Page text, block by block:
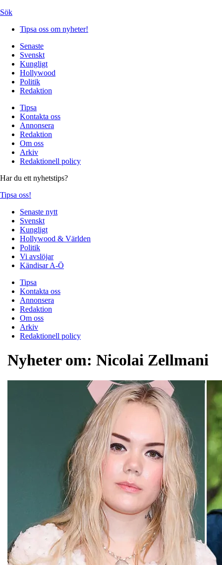
Sök
Tipsa oss om nyheter!
Senaste
Svenskt
Kungligt
Hollywood
Politik
Redaktion
Tipsa
Kontakta oss
Annonsera
Redaktion
Om oss
Arkiv
Redaktionell policy
Har du ett nyhetstips?
Tipsa oss!
Senaste nytt
Svenskt
Kungligt
Hollywood & Världen
Politik
Vi avslöjar
Kändisar A-Ö
Tipsa
Kontakta oss
Annonsera
Redaktion
Om oss
Arkiv
Redaktionell policy
Nyheter om: Nicolai Zellmani